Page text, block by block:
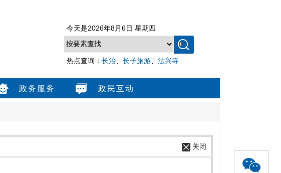
今天是2026年8月6日 星期四
热点查询： 长治 长子旅游 法兴寺
政务服务 政民互动
关闭